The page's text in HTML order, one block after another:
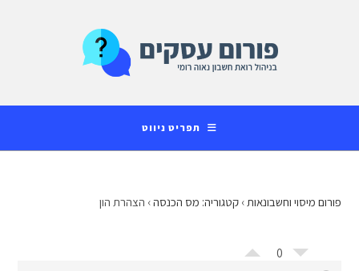
תפריט ניווט
פורום מיסוי וחשבונאות›קטגוריה: מס הכנסה› הצהרת הון
0